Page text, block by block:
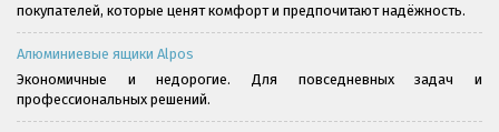
покупателей, которые ценят комфорт и предпочитают надёжность.
Алюминиевые ящики Alpos
Экономичные и недорогие. Для повседневных задач и
профессиональных решений.